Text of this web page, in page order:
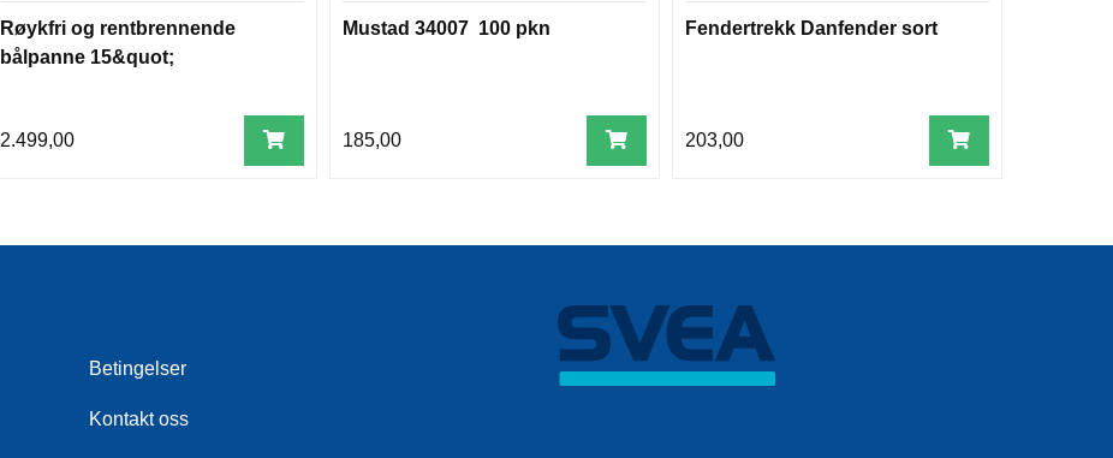
Røykfri og rentbrennende
bålpanne 15&quot;
2.499,00
Mustad 34007 100 pkn
185,00
Fendertrekk Danfender sort
203,00
Betingelser
Kontakt oss